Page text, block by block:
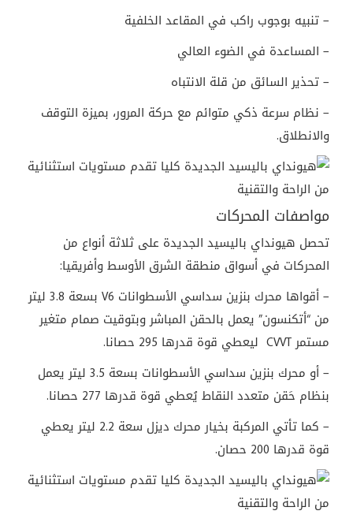
– تنبيه بوجوب راكب في المقاعد الخلفية
– المساعدة في الضوء العالي
– تحذير السائق من قلة الانتباه
– نظام سرعة ذكي متوائم مع حركة المرور، بميزة التوقف
والانطلاق.
مواصفات المحركات
تحصل هيونداي باليسيد الجديدة على ثلاثة أنواع من
المحركات في أسواق منطقة الشرق الأوسط وأفريقيا:
– أقواها محرك بنزين سداسي الأسطوانات V6 بسعة 3.8 ليتر
من “أتكنسون” يعمل بالحقن المباشر وبتوقيت صمام متغير
مستمر CVVT ليعطي قوة قدرها 295 حصانا.
– أو محرك بنزين سداسي الأسطوانات بسعة 3.5 ليتر يعمل
بنظام حَقن متعدد النقاط يُعطي قوة قدرها 277 حصانا.
– كما تأتي المركبة بخيار محرك ديزل سعة 2.2 ليتر يعطي
قوة قدرها 200 حصان.